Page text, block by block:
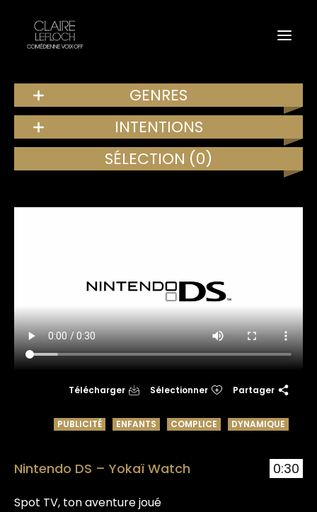
GENRES
INTENTIONS
SÉLECTION (0)
Nintendo DS – Yokaï Watch 0:30
Spot TV, ton aventure joué
Télécharger Sélectionner Partager
PUBLICITÉ ENFANTS COMPLICE DYNAMIQUE